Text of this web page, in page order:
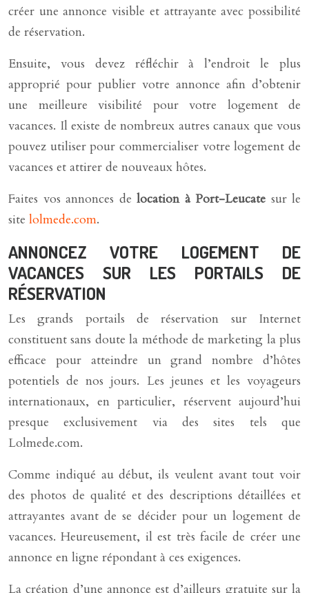
créer une annonce visible et attrayante avec possibilité
de réservation.
Ensuite, vous devez réfléchir à l’endroit le plus
approprié pour publier votre annonce afin d’obtenir
une meilleure visibilité pour votre logement de
vacances. Il existe de nombreux autres canaux que vous
pouvez utiliser pour commercialiser votre logement de
vacances et attirer de nouveaux hôtes.
Faites vos annonces de location à Port-Leucate sur le
site lolmede.com.
ANNONCEZ VOTRE LOGEMENT DE
VACANCES SUR LES PORTAILS DE
RÉSERVATION
Les grands portails de réservation sur Internet
constituent sans doute la méthode de marketing la plus
efficace pour atteindre un grand nombre d’hôtes
potentiels de nos jours. Les jeunes et les voyageurs
internationaux, en particulier, réservent aujourd’hui
presque exclusivement via des sites tels que
Lolmede.com.
Comme indiqué au début, ils veulent avant tout voir
des photos de qualité et des descriptions détaillées et
attrayantes avant de se décider pour un logement de
vacances. Heureusement, il est très facile de créer une
annonce en ligne répondant à ces exigences.
La création d’une annonce est d’ailleurs gratuite sur la